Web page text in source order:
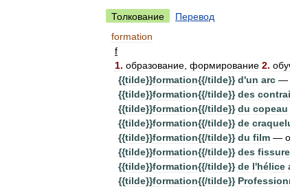
Толкование
Перевод
formation
f
1. образование формирование 2.
{{tilde}}formation{{/tilde}}d'un arc —
{{tilde}}formation{{/tilde}}des
{{tilde}}formation{{/tilde}}du copeau
{{tilde}}formation{{/tilde}}de
{{tilde}}formation{{/tilde}}du film —
{{tilde}}formation{{/tilde}}des
{{tilde}}formation{{/tilde}}de l'hélice
{{tilde}}formation{{/tilde}}